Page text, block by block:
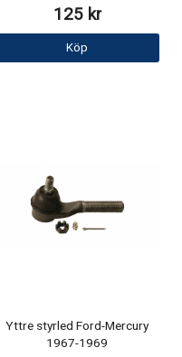
125 kr
Köp
Yttre styrled Ford-Mercury
1967-1969